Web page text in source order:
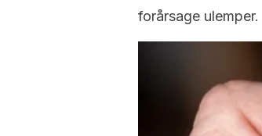
forårsage ulemper.